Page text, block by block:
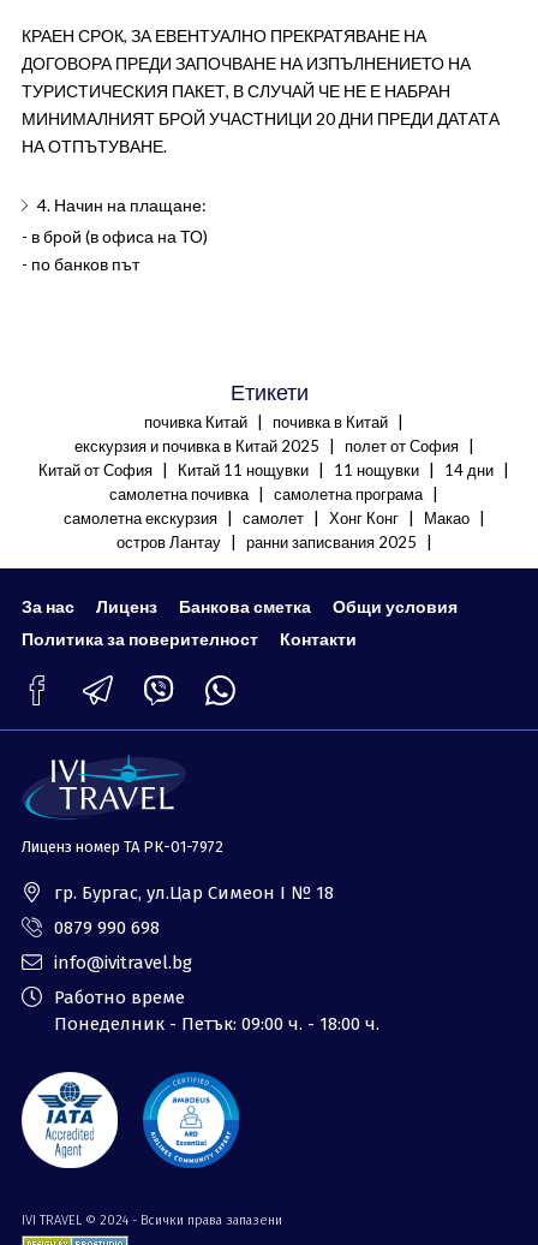
КРАЕН СРОК, ЗА ЕВЕНТУАЛНО ПРЕКРАТЯВАНЕ НА
ДОГОВОРА ПРЕДИ ЗАПОЧВАНЕ НА ИЗПЪЛНЕНИЕТО НА
ТУРИСТИЧЕСКИЯ ПАКЕТ, В СЛУЧАЙ ЧЕ НЕ Е НАБРАН
МИНИМАЛНИЯТ БРОЙ УЧАСТНИЦИ 20 ДНИ ПРЕДИ ДАТАТА
НА ОТПЪТУВАНЕ.
4. Начин на плащане:
- в брой (в офиса на ТО)
- по банков път
Етикети
почивка Китай | почивка в Китай |
екскурзия и почивка в Китай 2025 | полет от София |
Китай от София | Китай 11 нощувки | 11 нощувки | 14 дни |
самолетна почивка | самолетна програма |
самолетна екскурзия | самолет | Хонг Конг | Макао |
остров Лантау | ранни записвания 2025 |
За нас Лиценз Банкова сметка
Общи условия
Политика за поверителност
Контакти
Лиценз номер ТА РК-01-7972
гр. Бургас, ул.Цар Симеон I № 18
0879 990 698
info@ivitravel.bg
Работно време
Понеделник - Петък: 09:00 ч. - 18:00 ч.
IVI TRAVEL © 2024 - Всички права запазени